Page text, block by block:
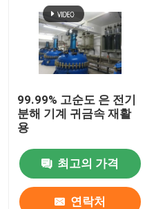
99.99% 고순도 은 전기
분해 기계 귀금속 재활
용
최고의 가격
연락처